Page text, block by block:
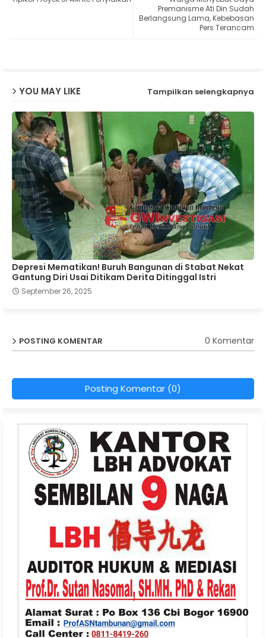
Premanisme Ati Din Sudah
Berlangsung Lama, Kebebasan
Pers Terancam
YOU MAY LIKE Tampilkan selengkapnya
Depresi Mematikan! Buruh Bangunan di Stabat Nekat
Gantung Diri Usai Ditikam Derita Ditinggal Istri
September 26, 2025
POSTING KOMENTAR 0 Komentar
Posting Komentar (0)